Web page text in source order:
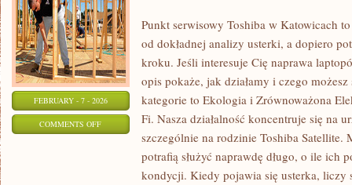
FEBRUARY - 7 - 2026
COMMENTS OFFON
LAPTOPÓW
Punkt serwisowy Toshiba w Katowicach
od dokładnej analizy usterki, a dopiero
kroku. Jeśli interesuje Cię naprawa
opis pokaże, jak działamy i czego
kategorie to Ekologia i Zrównoważona
Fi. Nasza działalność koncentruje się na
szczególnie na rodzinie Toshiba Satellite.
potrafią służyć naprawdę długo, o ile ich
kondycji. Kiedy pojawia się usterka, liczy